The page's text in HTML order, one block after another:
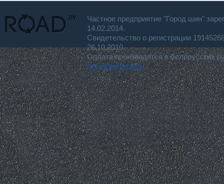
Частное предприятие "Город шин"
14.02.2014.
Свидетельство о регистрации
26.10.2010.
Оплата производится в белорусских
для покупателя.